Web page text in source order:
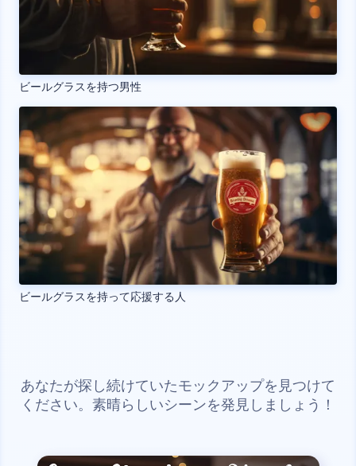
ビールグラスを持つ男性
ビールグラスを持って応援する人
あなたが探し続けていたモックアップを見つけて
ください。素晴らしいシーンを発見しましょう！